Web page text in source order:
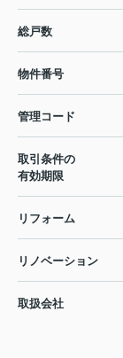
総戸数
物件番号
管理コード
取引条件の
有効期限
リフォーム
リノベーション
取扱会社